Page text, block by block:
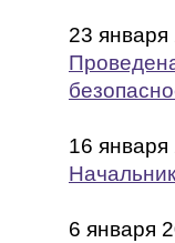
23 января
16 января
6 января